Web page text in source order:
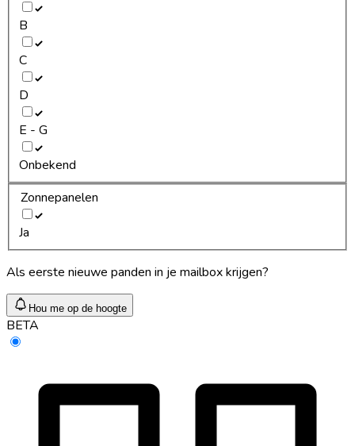
B
C
D
E - G
Onbekend
Zonnepanelen
Ja
Als eerste nieuwe panden in je mailbox krijgen?
Hou me op de hoogte
BETA